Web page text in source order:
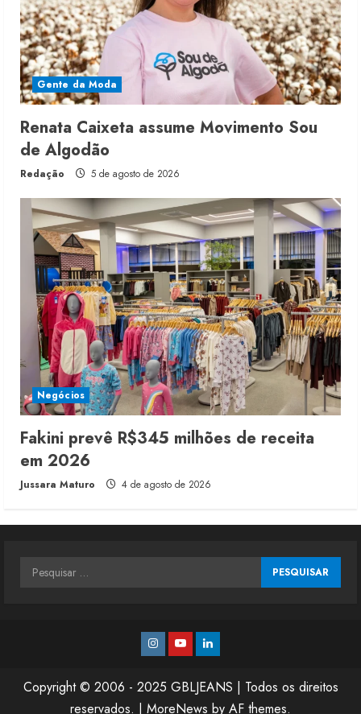
Gente da Moda
Renata Caixeta assume Movimento Sou
de Algodão
Redação 5 de agosto de 2026
Negócios
Fakini prevê R$345 milhões de receita
em 2026
Jussara Maturo 4 de agosto de 2026
Pesquisar
Instagram
YoutubeLinkedin
Copyright © 2006 - 2025 GBLJEANS | Todos os direitos
reservados. | MoreNews by AF themes.